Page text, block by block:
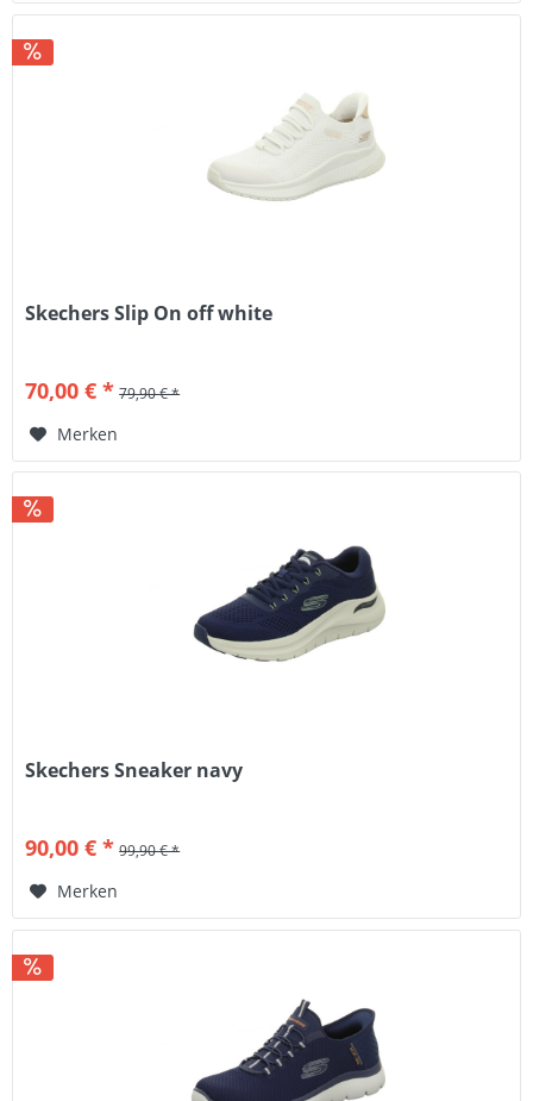
Skechers Slip On off white
70,00 € * 79,90 € *
Merken
Skechers Sneaker navy
90,00 € * 99,90 € *
Merken